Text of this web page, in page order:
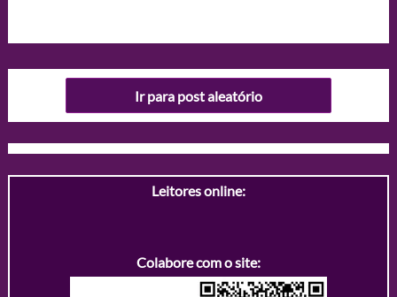
Ir para post aleatório
Leitores online:
Colabore com o site: